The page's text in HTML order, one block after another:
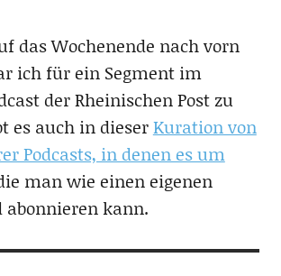
das Wochenende nach vorn
ich für ein Segment im
der Rheinischen Post zu
es auch in dieserKuration von
Podcasts, in denen es um
man wie einen eigenen
abonnieren kann.